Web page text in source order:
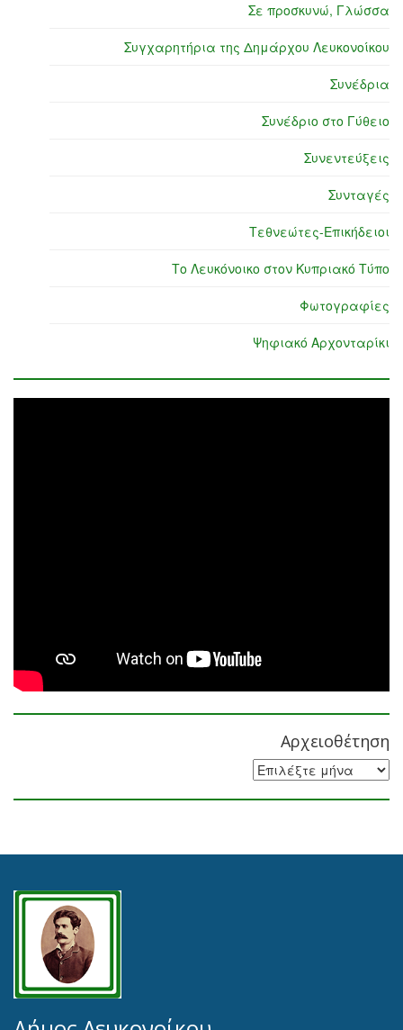
Σε προσκυνώ, Γλώσσα
Συγχαρητήρια της Δημάρχου Λευκονοίκου
Συνέδρια
Συνέδριο στο Γύθειο
Συνεντεύξεις
Συνταγές
Τεθνεώτες-Επικήδειοι
Το Λευκόνοικο στον Κυπριακό Τύπο
Φωτογραφίες
Ψηφιακό Αρχονταρίκι
Αρχειοθέτηση
Αρχειοθέτηση